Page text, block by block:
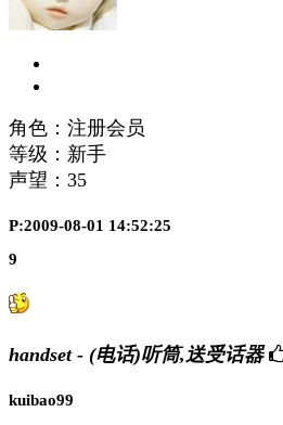
角色：注册会员
等级：新手
声望： 35
P:2009-08-01 14:52:25
9
handset - (电话)听筒,送受话器
kuibao99